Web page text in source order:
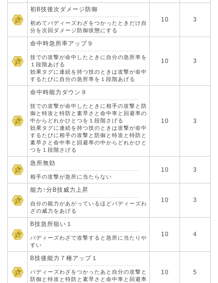
初B技後次ダメージ防御
初めてバディーズわざをつかったときだけ自
分を次回ダメージ防御状態にする
10 3
命中時急所率アップ９
技での攻撃が命中したときに自分の急所率を
１段階あげる
効果タグに連続を持つ技のときは攻撃が命中
するたびに自分の急所率を１段階あげる
10 3
命中時能力ダウン９
技での攻撃が命中したときに相手の攻撃と防
御と特攻と特防と素早さと命中率と回避率の
中からどれかひとつを１段階さげる
効果タグに連続を持つ技のときは攻撃が命中
するたびに相手の攻撃と防御と特攻と特防と
素早さと命中率と回避率の中からどれかひと
つを１段階さげる
10 3
急所無効
相手の攻撃が急所に当たらない
10 3
能力↑分B技威力上昇
自分の能力があがっているほどバディーズわ
ざの威力をあげる
10 3
B技急所狙い１
バディーズわざで攻撃すると急所に当たりや
すい
10 4
B技後能力７種アップ１
バディーズわざをつかったあと自分の攻撃と
防御と特攻と特防と素早さと命中率と回避率
10 5